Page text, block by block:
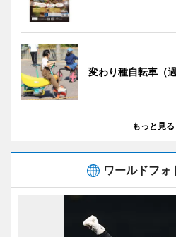
変わり種自転車（
もっと見る
ワールドフォ